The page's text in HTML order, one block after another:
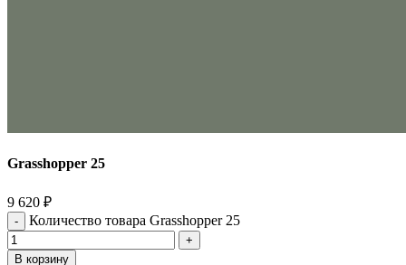
Grasshopper 25
9 620 ₽
Количество товара Grasshopper 25
В корзину